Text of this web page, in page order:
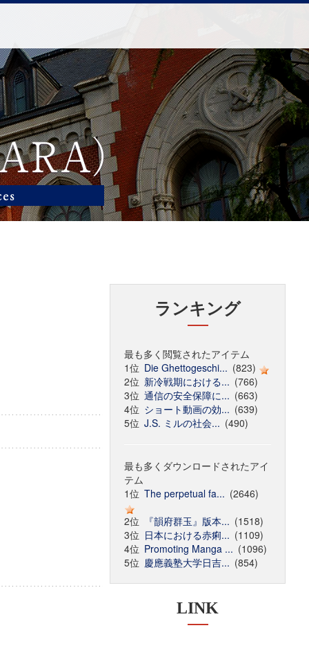
ランキング
最も多く閲覧されたアイテム
1位 Die Ghettogeschi... (823)
2位 新冷戦期における... (766)
3位 通信の安全保障に... (663)
4位 ショート動画の効... (639)
5位 J.S. ミルの社会... (490)
最も多くダウンロードされたアイ
テム
1位 The perpetual fa... (2646)
2位
『韻府群玉』版本... (1518)
3位 日本における赤痢... (1109)
4位 Promoting Manga ... (1096)
5位 慶應義塾大学日吉... (854)
LINK